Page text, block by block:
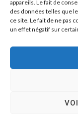
appareils. Le fait de
des données telles que
ce site. Le fait de ne pas
un effet négatif sur